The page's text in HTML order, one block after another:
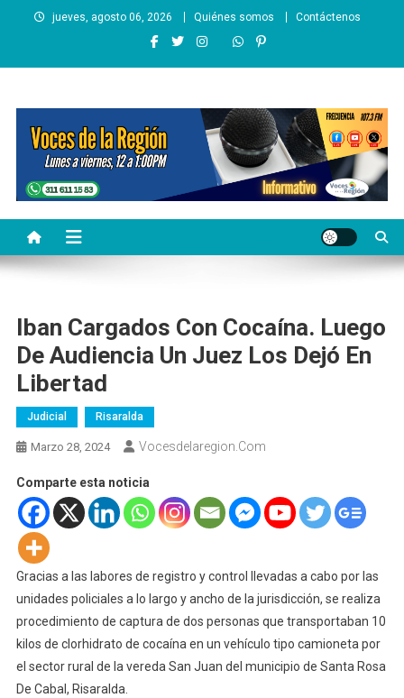
jueves, agosto 06, 2026 Quiénes somos Contáctenos
Voces de la Región
Iban Cargados Con Cocaína. Luego
De Audiencia Un Juez Los Dejó En
Libertad
Judicial Risaralda
Marzo 28, 2024 Vocesdelaregion.com
Comparte esta noticia
Gracias a las labores de registro y control llevadas a cabo por las
unidades policiales a lo largo y ancho de la jurisdicción, se realiza
procedimiento de captura de dos personas que transportaban 10
kilos de clorhidrato de cocaína en un vehículo tipo camioneta por
el sector rural de la vereda San Juan del municipio de Santa Rosa
De Cabal, Risaralda.